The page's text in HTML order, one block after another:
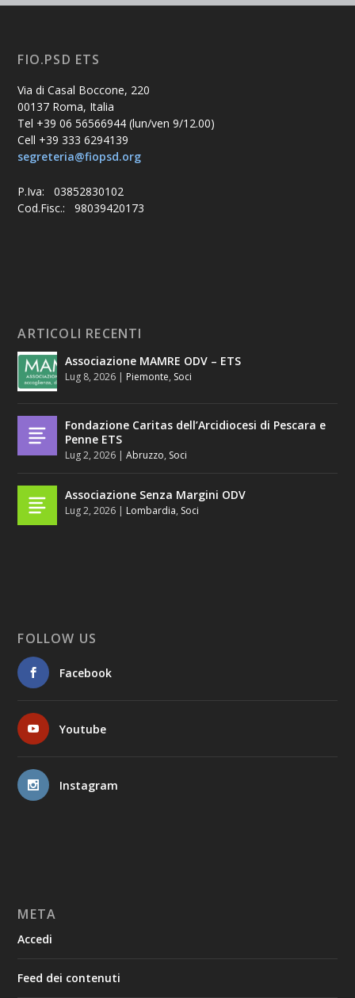
FIO.PSD ETS
Via di Casal Boccone, 220
00137 Roma, Italia
Tel +39 06 56566944 (lun/ven 9/12.00)
Cell +39 333 6294139
segreteria@fiopsd.org
P.Iva: 03852830102
Cod.Fisc.: 98039420173
ARTICOLI RECENTI
Associazione MAMRE ODV – ETS
Lug 8, 2026 | Piemonte, Soci
Fondazione Caritas dell’Arcidiocesi di Pescara e
Penne ETS
Lug 2, 2026 |Abruzzo, Soci
Associazione Senza Margini ODV
Lug 2, 2026 | Lombardia, Soci
FOLLOW US
Facebook
Youtube
Instagram
META
Accedi
Feed dei contenuti